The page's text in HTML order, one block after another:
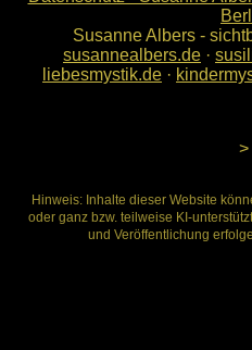
Susanne Albers -
susannealbers.de ·
liebesmystik.de ·
>
Hinweis: Inhalte dieser Website
oder ganz bzw. teilweise KI-
und Veröffentlichung